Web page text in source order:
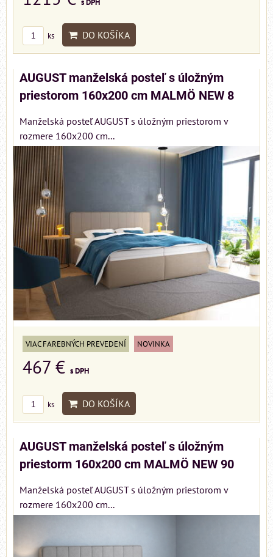
ks DO KOŠÍKA
AUGUST manželská posteľ s úložným
priestorom 160x200 cm MALMÖ NEW 8
Manželská posteľ AUGUST s úložným priestorom v
rozmere 160x200 cm...
VIAC FAREBNÝCH PREVEDENÍ NOVINKA
467 € s DPH
ks DO KOŠÍKA
AUGUST manželská posteľ s úložným
priestorm 160x200 cm MALMÖ NEW 90
Manželská posteľ AUGUST s úložným priestorom v
rozmere 160x200 cm...